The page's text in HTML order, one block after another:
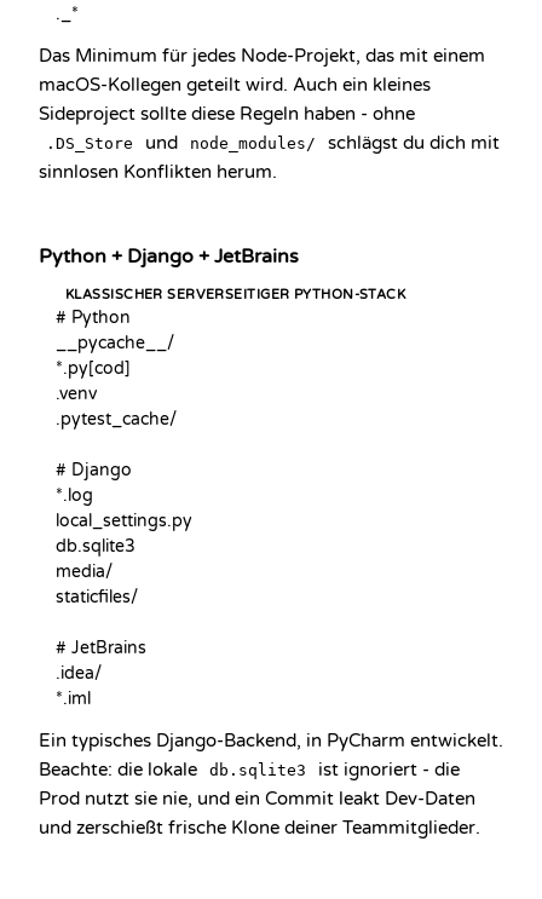
._*
Das Minimum für jedes Node-Projekt, das mit einem
macOS-Kollegen geteilt wird. Auch ein kleines
Sideproject sollte diese Regeln haben - ohne
.DS_Store und node_modules/
schlägst du dich mit
sinnlosen Konflikten herum.
Python + Django + JetBrains
KLASSISCHER SERVERSEITIGER PYTHON-STACK
# Python
__pycache__/
*.py[cod]
.venv
.pytest_cache/
# Django
*.log
local_settings.py
db.sqlite3
media/
staticfiles/
# JetBrains
.idea/
*.iml
Ein typisches Django-Backend, in PyCharm entwickelt.
Beachte: die lokale
db.sqlite3
ist ignoriert - die
Prod nutzt sie nie, und ein Commit leakt Dev-Daten
und zerschießt frische Klone deiner Teammitglieder.